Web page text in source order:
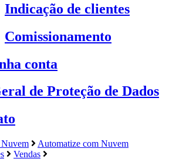
Indicação de clientes
Comissionamento
conta
de Proteção de Dados
Automatize com Nuvem
Vendas